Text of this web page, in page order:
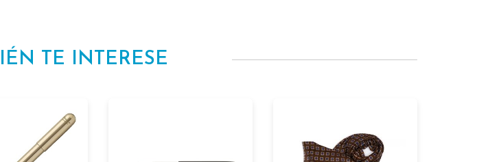
TE INTERESE